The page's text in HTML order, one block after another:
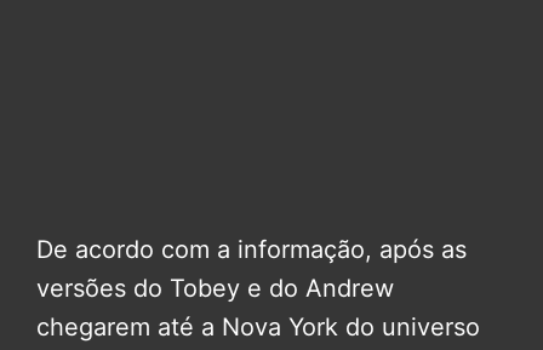
De acordo com a informação, após as
versões do Tobey e do Andrew
chegarem até a Nova York do universo